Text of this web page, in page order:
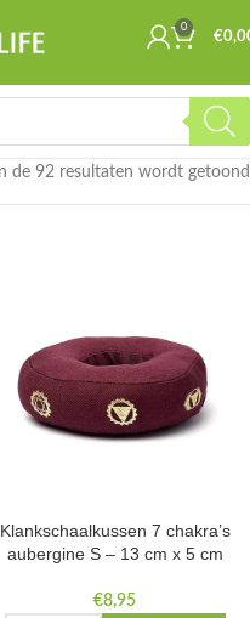
0
€
de 92 resultaten wordt getoond
Klankschaalkussen 7 chakra’s
aubergine S – 13 cm x 5 cm
€8,95